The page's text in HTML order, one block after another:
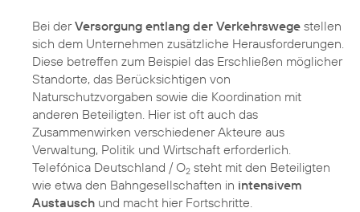
Bei derVersorgung entlang der Verkehrswege stellen
sich dem Unternehmen zusätzliche Herausforderungen.
Diese betreffen zum Beispiel das Erschließen möglicher
Standorte, das Berücksichtigen von
Naturschutzvorgaben sowie die Koordination mit
anderen Beteiligten. Hier ist oft auch das
Zusammenwirken verschiedener Akteure aus
Verwaltung, Politik und Wirtschaft erforderlich.
Telefónica Deutschland / O2 steht mit den Beteiligten
wie etwa den Bahngesellschaften in intensivem
Austausch und macht hier Fortschritte.